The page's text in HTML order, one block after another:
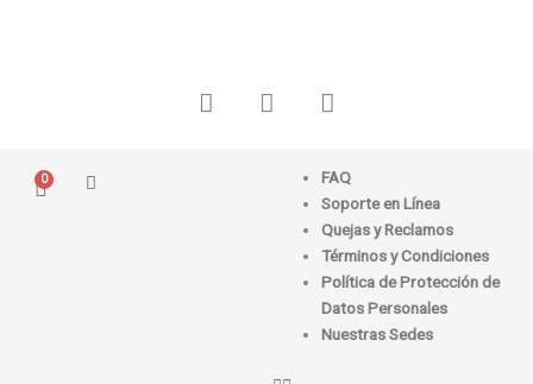
F
a
I
n
W
h
t
s
a
p
p
0
Carrito
FAQ
Soporte en Línea
Quejas y Reclamos
Términos y Condiciones
Política de Protección de
Datos Personales
Nuestras Sedes